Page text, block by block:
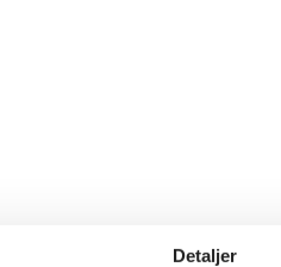
Detaljer